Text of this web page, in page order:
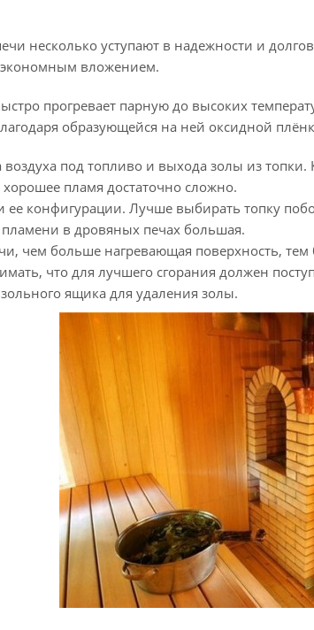
несколько уступают в надежности и
экономным вложением.
прогревает парную до высоких
образующейся на ней оксидной
под топливо и выхода золы из топки.
хорошее пламя достаточно сложно.
конфигурации. Лучше выбирать топку
пламени в дровяных печах большая.
чем больше нагревающая поверхность, тем
что для лучшего сгорания должен
ящика для удаления золы.